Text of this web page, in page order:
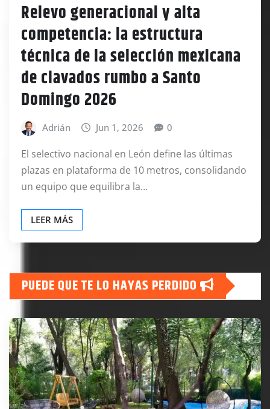
Relevo generacional y alta
competencia: la estructura
técnica de la selección mexicana
de clavados rumbo a Santo
Domingo 2026
Adrián Jun 1, 2026 0
El selectivo nacional en León define las últimas
plazas en plataforma de 10 metros, consolidando
un equipo que equilibra la…
LEER MÁS
PUEDE QUE TE LO HAYAS PERDIDO